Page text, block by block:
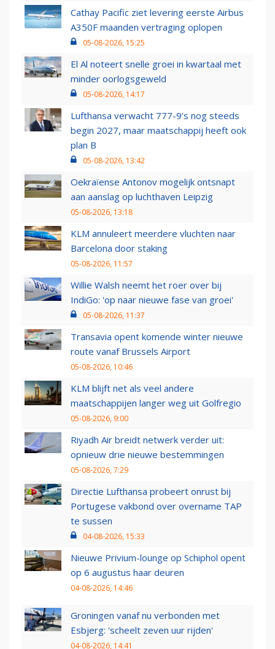
Cathay Pacific ziet levering eerste Airbus
A350F maanden vertraging oplopen
05-08-2026, 15:25
El Al noteert snelle groei in kwartaal met
minder oorlogsgeweld
05-08-2026, 14:17
Lufthansa verwacht 777-9’s nog steeds
begin 2027, maar maatschappij heeft ook
plan B
05-08-2026, 13:42
Oekraïense Antonov mogelijk ontsnapt
aan aanslag op luchthaven Leipzig
05-08-2026, 13:18
KLM annuleert meerdere vluchten naar
Barcelona door staking
05-08-2026, 11:57
Willie Walsh neemt het roer over bij
IndiGo: 'op naar nieuwe fase van groei'
05-08-2026, 11:37
Transavia opent komende winter nieuwe
route vanaf Brussels Airport
05-08-2026, 10:46
KLM blijft net als veel andere
maatschappijen langer weg uit Golfregio
05-08-2026, 9:00
Riyadh Air breidt netwerk verder uit:
opnieuw drie nieuwe bestemmingen
05-08-2026, 7:29
Directie Lufthansa probeert onrust bij
Portugese vakbond over overname TAP
te sussen
04-08-2026, 15:33
Nieuwe Privium-lounge op Schiphol opent
op 6 augustus haar deuren
04-08-2026, 14:46
Groningen vanaf nu verbonden met
Esbjerg: 'scheelt zeven uur rijden'
04-08-2026, 14:41